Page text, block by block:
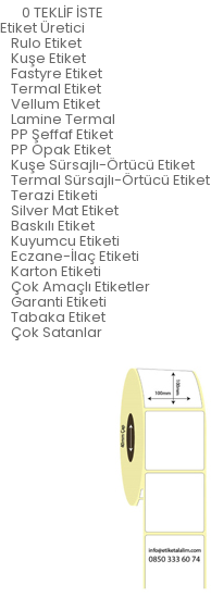
0 TEKLİF İSTE
EtiketÜretici
Rulo Etiket
Kuşe Etiket
Fastyre Etiket
Termal Etiket
Vellum Etiket
Lamine Termal
PP Şeffaf Etiket
PP Opak Etiket
Kuşe Sürsajlı-Örtücü Etiket
Termal Sürsajlı-Örtücü Etiket
Terazi Etiketi
Silver Mat Etiket
Baskılı Etiket
Kuyumcu Etiketi
Eczane-İlaç Etiketi
Karton Etiketi
Çok Amaçlı Etiketler
Garanti Etiketi
Tabaka Etiket
Çok Satanlar